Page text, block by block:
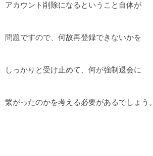
アカウント削除になるということ自体が
問題ですので、何故再登録できないかを
しっかりと受け止めて、何が強制退会に
繋がったのかを考える必要があるでしょう。